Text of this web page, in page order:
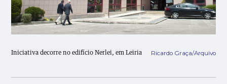
Iniciativa decorre no edifício Nerlei, em Leiria Ricardo Graça/Arquivo